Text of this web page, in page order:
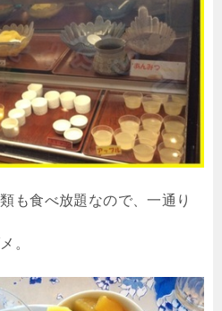
も食べ放題なので、一通り
。